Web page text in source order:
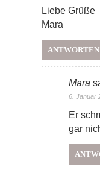
Liebe Grüße
Mara
ANTWORTEN
Mara
6. Januar
Er
gar